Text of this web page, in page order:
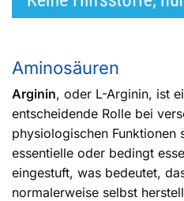
Aminosäuren
Arginin, oder L-Arginin, ist
entscheidende Rolle bei
physiologischen Funktionen
essentielle oder bedingt
eingestuft, was bedeutet,
normalerweise selbst